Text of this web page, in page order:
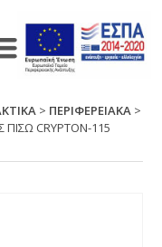
> ΠΕΡΙΦΕΡΕΙΑΚΑ >
CRΥΡΤΟΝ-115